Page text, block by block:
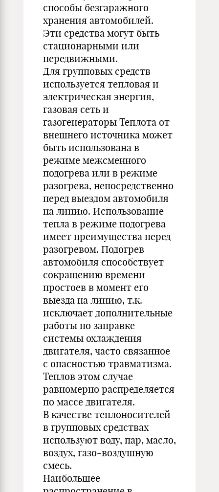
способы безгаражного
хранения автомобилей.
Эти средства могут быть
стационарными или
передвижными.
Для групповых средств
используется тепловая и
электрическая энергия,
газовая сеть и
газогенераторы Теплота от
внешнего источника может
быть использована в
режиме межсменного
подогрева или в режиме
разогрева, непосредственно
перед выездом автомобиля
на линию. Использование
тепла в режиме подогрева
имеет преимущества перед
разогревом. Подогрев
автомобиля способствует
сокращению времени
простоев в момент его
выезда на линию, т.к.
исключает дополнительные
работы по заправке
системы охлаждения
двигателя, часто связанное
с опасностью травматизма.
Теплов этом случае
равномерно распределяется
по массе двигателя.
В качестве теплоносителей
в групповых средствах
используют воду, пар, масло,
воздух, газо-воздушную
смесь.
Наибольшее